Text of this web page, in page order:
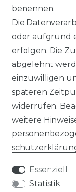
SERVICE
KONTAKT
benennen.
Die
oder aufgrund
erfolgen. Die
abgelehnt
einzuwilligen
späteren
widerrufen.
weitere
Essenziell
Statistik